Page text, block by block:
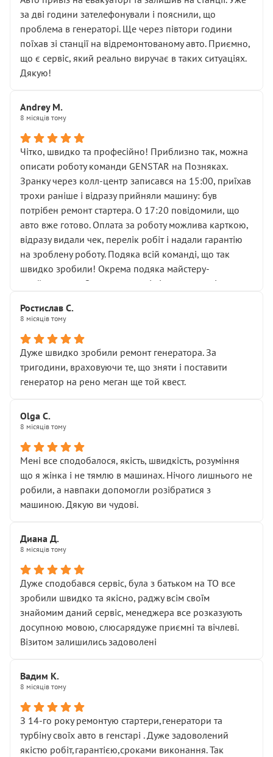
чіткого пояснення
( ну все зняли та доробили) дякую!
Окремий момент, який виглядає абсурдно:
мені заявили, що бачок гальмівної рідини потрібно
міняти разом із головним гальмівним циліндром у
Для людини, яка хоча б трохи розуміється на техніці,
це звучить як мінімум непрофесійно, а як максимум —
спроба продати дорогий вузол замість елементарних
ущільнювачів.
Що прикро — це не перший мій візит. Раніше міняв у
вас стартер, і тоді сервіс наче справив хороше
враження. Але згодом знайшов декілька гайок під
лобовим склом. Мені пояснили, що це “старі гайки, які
відкручували”, і попросили не хвилюватися. ( надіюсь
новий власник, не застяг в полі))
Але після нинішнього візиту такі дрібниці вже не
здаються дрібницями.
Я — клієнт, який працює на довірі, і саме її цей сервіс
Хотілося б більше:
• належної уваги до авто
• прозорості в роботах і рахунках
• реальної діагностики, а не формального
“подивились і поїхав”
На жаль, складається враження, що сервіс працює не
Стосовно комунікації - все добре
за дві години зателефонували і пояснили, що
проблема в генераторі. Ще через півтори години
поїхав зі станції на відремонтованому авто. Приємно,
що є сервіс, який реально виручає в таких ситуаціях.
Дякую!
Andrey M.
8 місяців тому
Чітко, швидко та професійно! Приблизно так, можна
описати роботу команди GENSTAR на Позняках.
Зранку через колл-центр записався на 15:00, приїхав
трохи раніше і відразу прийняли машину: був
потрібен ремонт стартера. О 17:20 повідомили, що
авто вже готово. Оплата за роботу можлива карткою,
відразу видали чек, перелік робіт і надали гарантію
на зроблену роботу. Подяка всій команді, що так
швидко зробили! Окрема подяка майстеру-
приймальнику Олександру: всі чітко та по суті.
звертатися до цього автосервісу.
Ростислав С.
8 місяців тому
Дуже швидко зробили ремонт генератора. За
тригодини, враховуючи те, що зняти і поставити
генератор на рено меган ще той квест.
Olga С.
8 місяців тому
Мені все сподобалося, якість, швидкість, розуміння
що я жінка і не тямлю в машинах. Нічого лишнього не
робили, а навпаки допомогли розібратися з
машиною. Дякую ви чудові.
Диана Д.
8 місяців тому
Дуже сподобався сервіс, була з батьком на ТО все
зробили швидко та якісно, раджу всім своїм
знайомим даний сервіс, менеджера все розказують
досупною мовою, слюсарядуже приємні та вічлеві.
Візитом залишились задоволені
Вадим К.
8 місяців тому
З 14-го року ремонтую стартери,генератори та
турбіну своїх авто в генстарі . Дуже задоволений
якістю робіт,гарантією,сроками виконання. Так